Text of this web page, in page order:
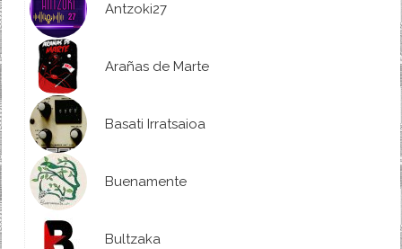
Antzoki27
Arañas de Marte
Basati Irratsaioa
Buenamente
Bultzaka